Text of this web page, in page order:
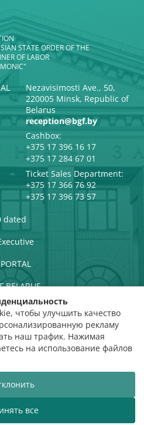
STATE ORDER OF THE
OF LABOR
Nezavisimosti Ave., 50,
220005 Minsk, Republic of
Belarus
reception@bgf.by
Cashbox:
+375 17 396 16 17
+375 17 284 67 01
Ticket Sales Department:
+375 17 366 76 92
+375 17 396 73 57
dated
BELARUS
OF THE
Website developmentВТОП3
Philharmonic welcomes
чтобы улучшить качество
рекламу
наш трафик. Нажимая
на использование файлов
все